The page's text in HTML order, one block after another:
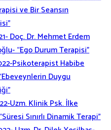
ve Bir Seansın
Doç. Dr. Mehmet Erdem
“Ego Durum Terapisi”
Psikoterapist Habibe
Duygu
Uzm. Klinik Psk. İlke
Sınırlı Dinamik Terapi”